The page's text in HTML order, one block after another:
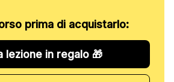
prima di acquistarlo:
lezione in regalo 🎁